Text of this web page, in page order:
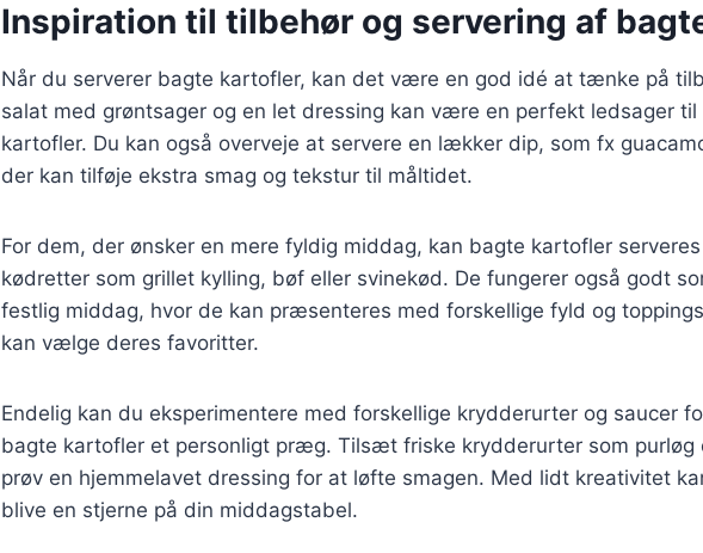
Inspiration til tilbehør og servering af
Når du serverer bagte kartofler, kan det være en god idé at tænke på
salat med grøntsager og en let dressing kan være en perfekt ledsager
kartofler. Du kan også overveje at servere en lækker dip, som fx
der kan tilføje ekstra smag og tekstur til måltidet.
For dem, der ønsker en mere fyldig middag, kan bagte kartofler
kødretter som grillet kylling, bøf eller svinekød. De fungerer også godt
festlig middag, hvor de kan præsenteres med forskellige fyld og
kan vælge deres favoritter.
Endelig kan du eksperimentere med forskellige krydderurter og saucer
bagte kartofler et personligt præg. Tilsæt friske krydderurter som purløg
prøv en hjemmelavet dressing for at løfte smagen. Med lidt kreativitet
blive en stjerne på din middagstabel.